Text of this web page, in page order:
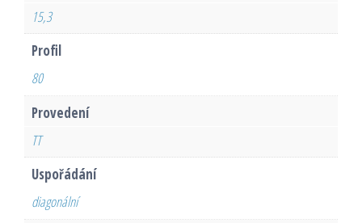
15,3
Profil
80
Provedení
TT
Uspořádání
diagonální